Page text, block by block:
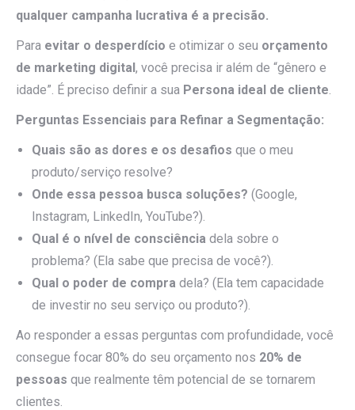
qualquer campanha lucrativa é a precisão.
Para evitar o desperdício e otimizar o seu orçamento
de marketing digital, você precisa ir além de “gênero e
idade”. É preciso definir a sua Persona ideal de cliente.
Perguntas Essenciais para Refinar a Segmentação:
Quais são as dores e os desafios que o meu
produto/serviço resolve?
Onde essa pessoa busca soluções? (Google,
Instagram, LinkedIn, YouTube?).
Qual é o nível de consciência dela sobre o
problema? (Ela sabe que precisa de você?).
Qual o poder de compra dela? (Ela tem capacidade
de investir no seu serviço ou produto?).
Ao responder a essas perguntas com profundidade, você
consegue focar 80% do seu orçamento nos 20% de
pessoas que realmente têm potencial de se tornarem
clientes.